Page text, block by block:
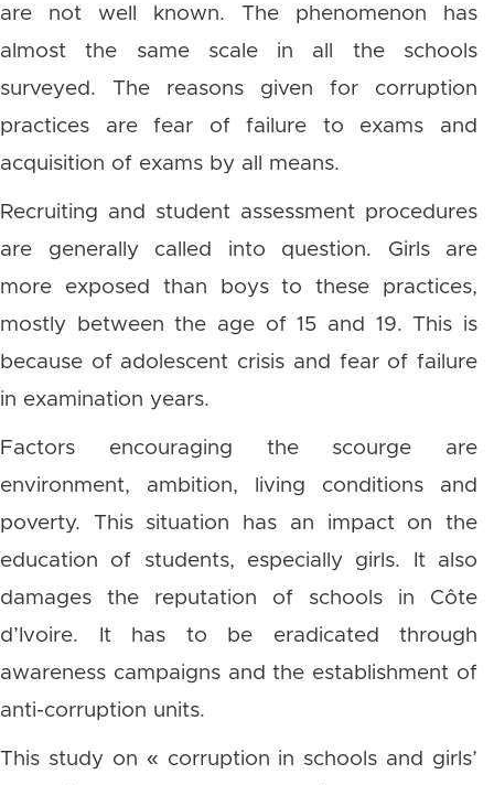
are not well known. The phenomenon has
almost the same scale in all the schools
surveyed. The reasons given for corruption
practices are fear of failure to exams and
acquisition of exams by all means.
Recruiting and student assessment procedures
are generally called into question. Girls are
more exposed than boys to these practices,
mostly between the age of 15 and 19. This is
because of adolescent crisis and fear of failure
in examination years.
Factors encouraging the scourge are
environment, ambition, living conditions and
poverty. This situation has an impact on the
education of students, especially girls. It also
damages the reputation of schools in Côte
d’Ivoire. It has to be eradicated through
awareness campaigns and the establishment of
anti-corruption units.
This study on « corruption in schools and girls’